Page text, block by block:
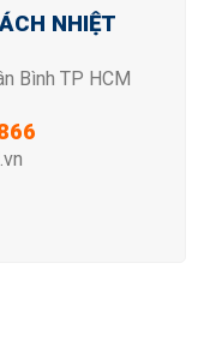
NHIỆT
Bình TP HCM